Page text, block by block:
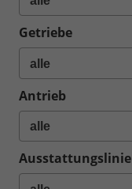
Getriebe
Antrieb
Ausstattungslinie